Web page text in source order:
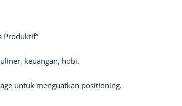
Produktif”
keuangan, hobi.
untuk menguatkan positioning.